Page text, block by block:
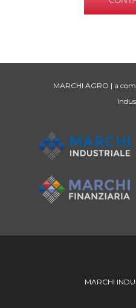
MARCHI AGRO | a
MARCHI
Marchi Agro S.r.l.
Socio unico
Società soggetta
e coordinamento da parte
Via Trento, 16
Registro imprese di
REA: FI 653479